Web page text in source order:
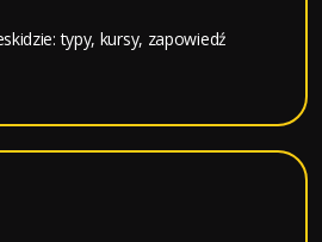
typy, kursy, zapowiedź